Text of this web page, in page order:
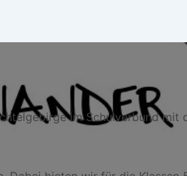
im Schulverbund